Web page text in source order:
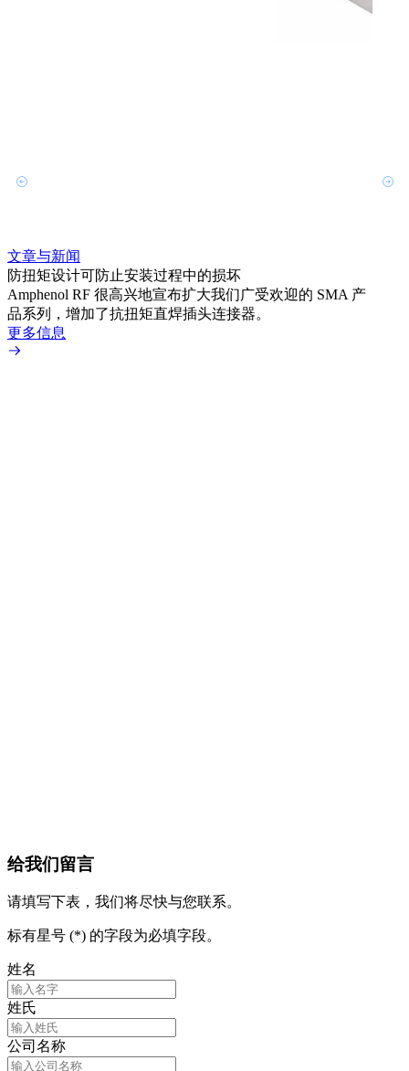
文章与新闻
防扭矩设计可防止安装过程中的损坏
Amphenol RF 很高兴地宣布扩大我们广受欢迎的 SMA 产
品系列，增加了抗扭矩直焊插头连接器。
更多信息
给我们留言
请填写下表，我们将尽快与您联系。
标有星号 (*) 的字段为必填字段。
姓名
姓氏
公司名称